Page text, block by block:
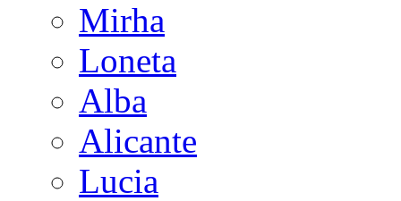
Mirha
Loneta
Alba
Alicante
Lucia